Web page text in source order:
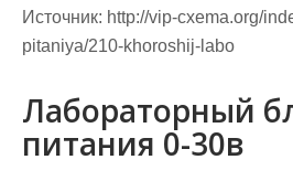
Источник: http://vip-cxema.org/
pitaniya/210-khoroshij-labo
Лабораторный
питания 0-30в